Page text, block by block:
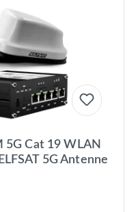
5G Cat 19 WLAN
5G Antenne